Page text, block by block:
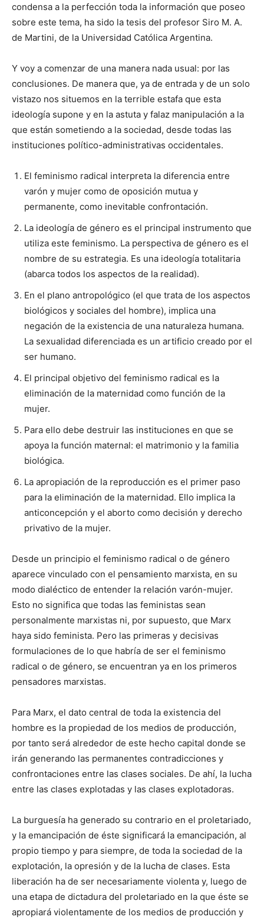
condensa a la perfección toda la información que poseo
sobre este tema, ha sido la tesis del profesor Siro M. A.
de Martini, de la Universidad Católica Argentina.
Y voy a comenzar de una manera nada usual: por las
conclusiones. De manera que, ya de entrada y de un solo
vistazo nos situemos en la terrible estafa que esta
ideología supone y en la astuta y falaz manipulación a la
que están sometiendo a la sociedad, desde todas las
instituciones político-administrativas occidentales.
El feminismo radical interpreta la diferencia entre
varón y mujer como de oposición mutua y
permanente, como inevitable confrontación.
La ideología de género es el principal instrumento que
utiliza este feminismo. La perspectiva de género es el
nombre de su estrategia. Es una ideología totalitaria
(abarca todos los aspectos de la realidad).
En el plano antropológico (el que trata de los aspectos
biológicos y sociales del hombre), implica una
negación de la existencia de una naturaleza humana.
La sexualidad diferenciada es un artificio creado por el
ser humano.
El principal objetivo del feminismo radical es la
eliminación de la maternidad como función de la
mujer.
Para ello debe destruir las instituciones en que se
apoya la función maternal: el matrimonio y la familia
biológica.
La apropiación de la reproducción es el primer paso
para la eliminación de la maternidad. Ello implica la
anticoncepción y el aborto como decisión y derecho
privativo de la mujer.
Desde un principio el feminismo radical o de género
aparece vinculado con el pensamiento marxista, en su
modo dialéctico de entender la relación varón-mujer.
Esto no significa que todas las feministas sean
personalmente marxistas ni, por supuesto, que Marx
haya sido feminista. Pero las primeras y decisivas
formulaciones de lo que habría de ser el feminismo
radical o de género, se encuentran ya en los primeros
pensadores marxistas.
Para Marx, el dato central de toda la existencia del
hombre es la propiedad de los medios de producción,
por tanto será alrededor de este hecho capital donde se
irán generando las permanentes contradicciones y
confrontaciones entre las clases sociales. De ahí, la lucha
entre las clases explotadas y las clases explotadoras.
La burguesía ha generado su contrario en el proletariado,
y la emancipación de éste significará la emancipación, al
propio tiempo y para siempre, de toda la sociedad de la
explotación, la opresión y de la lucha de clases. Esta
liberación ha de ser necesariamente violenta y, luego de
una etapa de dictadura del proletariado en la que éste se
apropiará violentamente de los medios de producción y